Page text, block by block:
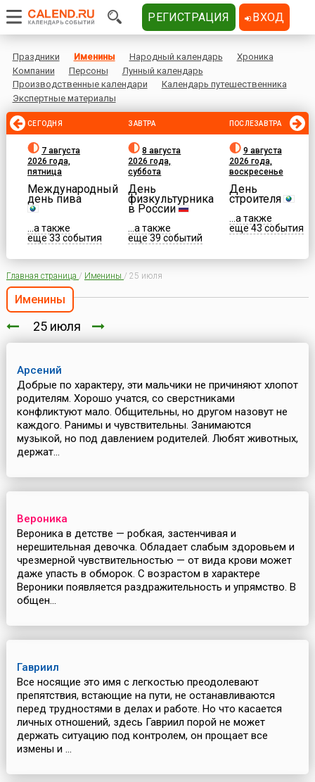
Праздники Именины Народный календарь
Хроника
Компании
Персоны
Лунный календарь
Производственные календари
Календарь путешественника
Экспертные материалы
СЕГОДНЯ
7 августа
2026 года,
пятница
Международный
день пива
...а также
еще 33 события
ЗАВТРА
8 августа
2026 года,
суббота
День
физкультурника
в России
...а также
еще 39 событий
ПОСЛЕЗАВТРА
9 августа
2026 года,
воскресенье
День
строителя
...а также
еще 43 события
Главная страница / Именины / 25 июля
Именины
25 июля
Арсений
Добрые по характеру, эти мальчики не причиняют хлопот
родителям. Хорошо учатся, со сверстниками
конфликтуют мало. Общительны, но другом назовут не
каждого. Ранимы и чувствительны. Занимаются
музыкой, но под давлением родителей. Любят животных,
держат...
Вероника
Вероника в детстве — робкая, застенчивая и
нерешительная девочка. Обладает слабым здоровьем и
чрезмерной чувствительностью — от вида крови может
даже упасть в обморок. С возрастом в характере
Вероники появляется раздражительность и упрямство. В
общен...
Гавриил
Все носящие это имя с легкостью преодолевают
препятствия, встающие на пути, не останавливаются
перед трудностями в делах и работе. Но что касается
личных отношений, здесь Гавриил порой не может
держать ситуацию под контролем, он прощает все
измены и ...
РЕГИСТРАЦИЯ ВХОД